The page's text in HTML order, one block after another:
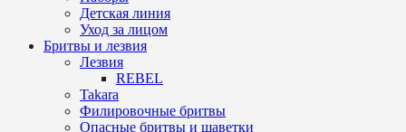
Детская линия
Уход за лицом
Бритвы и лезвия
Лезвия
REBEL
Takara
Филировочные бритвы
Опасные бритвы и шаветки